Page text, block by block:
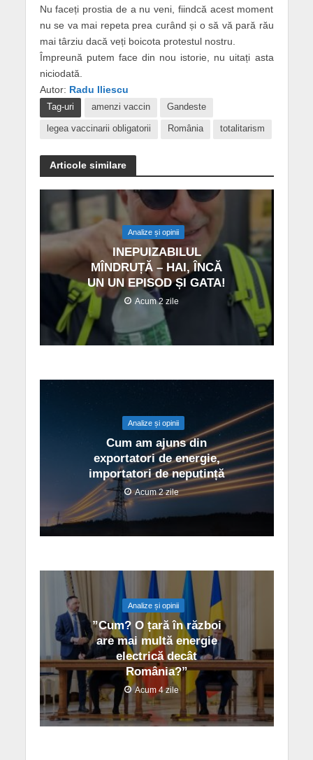
Nu faceți prostia de a nu veni, fiindcă acest moment
nu se va mai repeta prea curând și o să vă pară rău
mai târziu dacă veți boicota protestul nostru.
Împreună putem face din nou istorie, nu uitați asta
niciodată.
Autor: Radu Iliescu
Tag-uri amenzi vaccin Gandeste
legea vaccinarii obligatorii România totalitarism
Articole similare
Analize și opinii
INEPUIZABILUL
MÎNDRUȚĂ – HAI, ÎNCĂ
UN UN EPISOD ȘI GATA!
Acum 2 zile
Analize și opinii
Cum am ajuns din
exportatori de energie,
importatori de neputință
Acum 2 zile
Analize și opinii
”Cum? O țară în război
are mai multă energie
electrică decât
România?”
Acum 4 zile